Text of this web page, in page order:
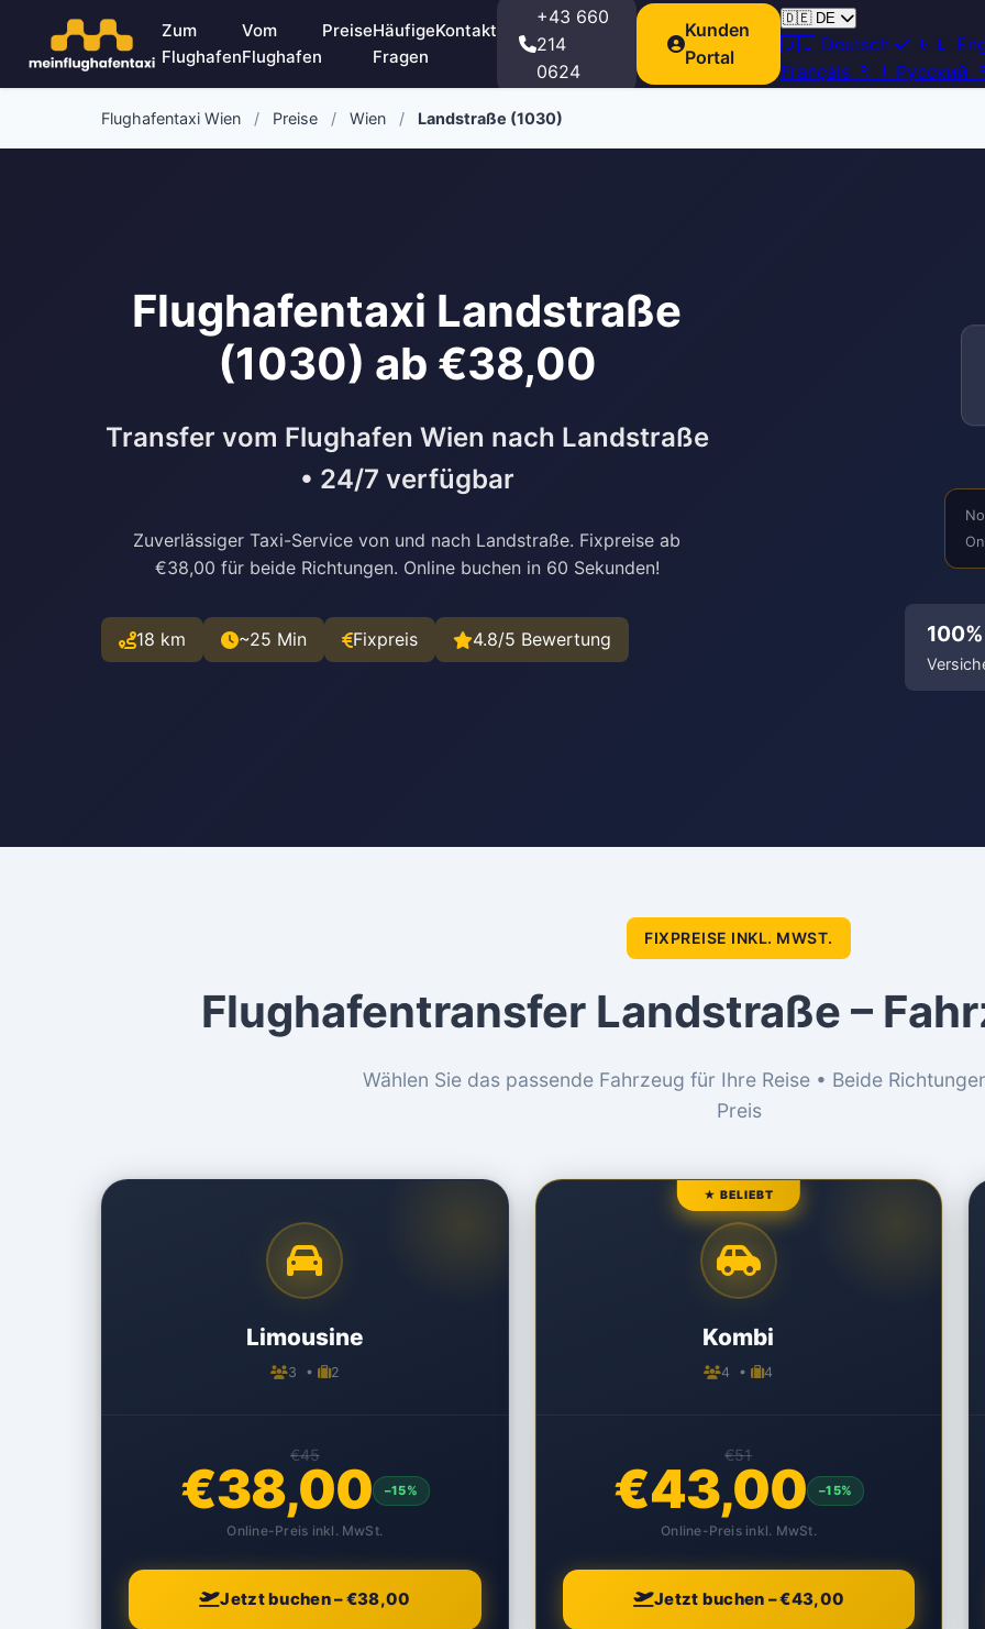
Zum
Flughafen
Vom
Flughafen
PreiseHäufige
Fragen
Kontakt
+43 660
214
0624
Kunden
Portal
🇩🇪 DE
🇩🇪 Deutsch 🇬🇧
Français 🇷🇺 Русский
Flughafentaxi Wien / Preise / Wien / Landstraße (1030)
Flughafentaxi Landstraße
(1030) ab €38,00
Transfer vom Flughafen Wien nach Landstraße
• 24/7 verfügbar
Zuverlässiger Taxi-Service von und nach Landstraße. Fixpreise ab
€38,00 für beide Richtungen. Online buchen in 60 Sekunden!
18 km ~25 Min Fixpreis 4.8/5 Bewertung 100%
FIXPREISE INKL. MWST.
Flughafentransfer Landstraße –
Wählen Sie das passende Fahrzeug für Ihre Reise • Beide
Preis
Limousine
3 • 2
€45
€38,00 –15%
Online-Preis inkl. MwSt.
Jetzt buchen – €38,00
★ BELIEBT
Kombi
4 • 4
€51
€43,00 –15%
Online-Preis inkl. MwSt.
Jetzt buchen – €43,00